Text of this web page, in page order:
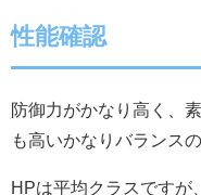
性能確認
防御力がかなり高く、
も高いかなりバランス
HPは平均クラスですが